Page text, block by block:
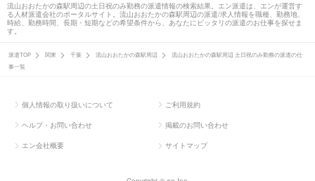
流山おおたかの森駅周辺の土日祝のみ勤務の派遣情報の検索結果。エン派遣は、エンが運営す
る人材派遣会社のポータルサイト。流山おおたかの森駅周辺の派遣/求人情報を職種、勤務地、
時給、勤務時間、長期・短期などの希望条件から、あなたにピッタリの派遣のお仕事を探せま
す。
派遣TOP 関東 千葉 流山おおたかの森駅周辺
流山おおたかの森駅周辺 土日祝のみ勤務の派遣の仕
事一覧
個人情報の取り扱いについて ご利用規約
ヘルプ・お問い合わせ 掲載のお問い合わせ
エン会社概要 サイトマップ